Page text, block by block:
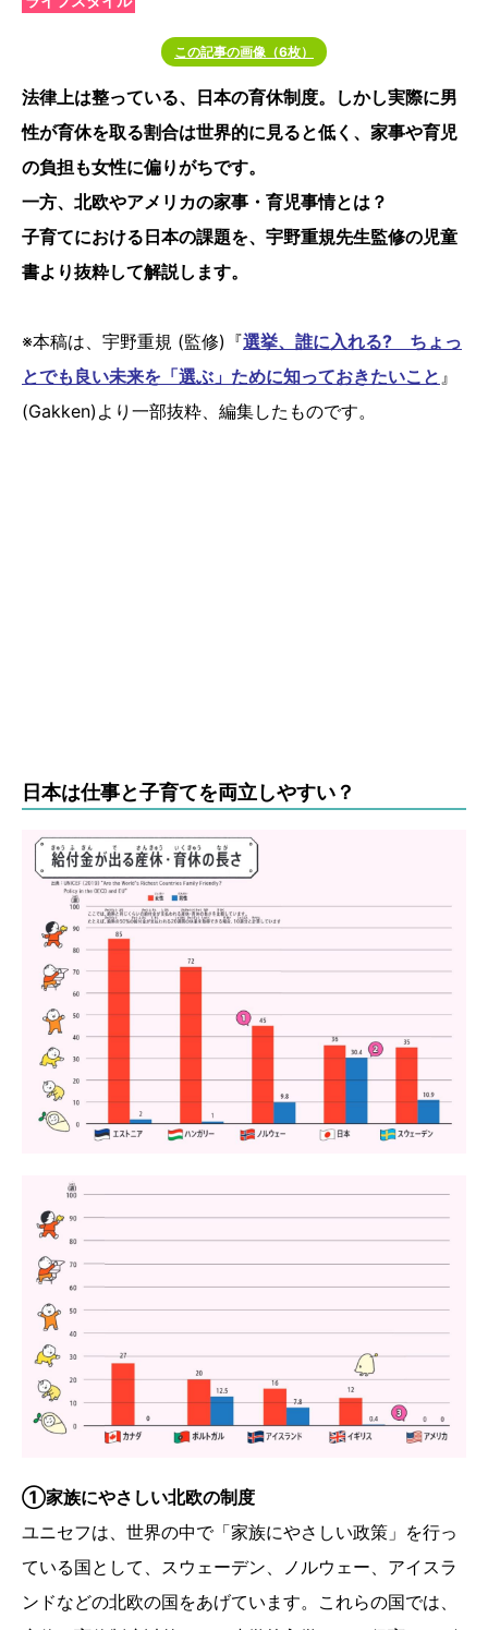
この記事の画像（6枚）
法律上は整っている、日本の育休制度。しかし実際に男
性が育休を取る割合は世界的に見ると低く、家事や育児
の負担も女性に偏りがちです。
一方、北欧やアメリカの家事・育児事情とは？
子育てにおける日本の課題を、宇野重規先生監修の児童
書より抜粋して解説します。
※本稿は、宇野重規 (監修)『選挙、誰に入れる? ちょっ
とでも良い未来を「選ぶ」ために知っておきたいこと 』
(Gakken)より一部抜粋、編集したものです。
日本は仕事と子育てを両立しやすい？
①家族にやさしい北欧の制度
ユニセフは、世界の中で「家族にやさしい政策」を行っ
ている国として、スウェーデン、ノルウェー、アイスラ
ンドなどの北欧の国をあげています。これらの国では、